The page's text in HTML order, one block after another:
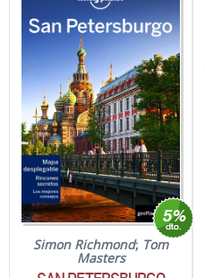
Simon Richmond; Tom
Masters